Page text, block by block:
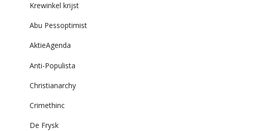
Krewinkel krijst
Abu Pessoptimist
AktieAgenda
Anti-Populista
Christianarchy
Crimethinc
De Frysk